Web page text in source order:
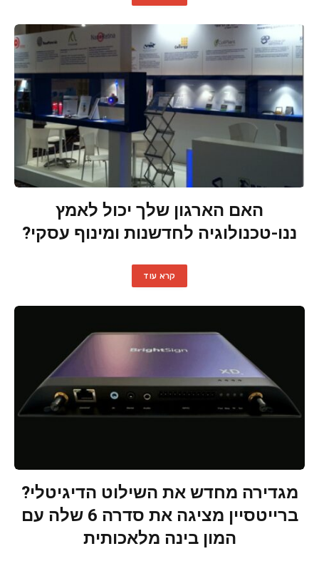
האם הארגון שלך יכול לאמץ
ננו-טכנולוגיה לחדשנות ומינוף עסקי?
קרא עוד
מגדירה מחדש את השילוט הדיגיטלי?
ברייטסיין מציגה את סדרה 6 שלה עם
המון בינה מלאכותית